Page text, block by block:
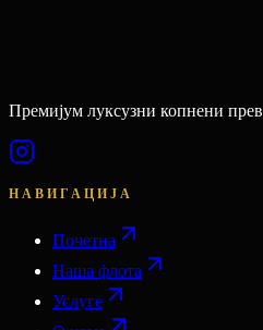
Премијум луксузни копнени
НАВИГАЦИЈА
Почетна
Наша флота
Услуге